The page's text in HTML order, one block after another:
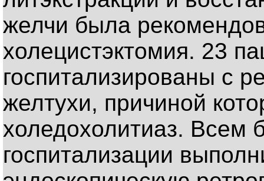
желчи была
холецистэктомия. 23
госпитализированы с
желтухи, причиной
холедохолитиаз. Всем
госпитализации